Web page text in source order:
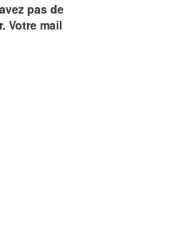
pas de
Votre mail